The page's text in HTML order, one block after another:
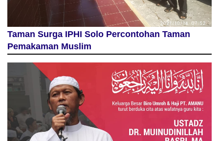
Taman Surga IPHI Solo Percontohan Taman
Pemakaman Muslim